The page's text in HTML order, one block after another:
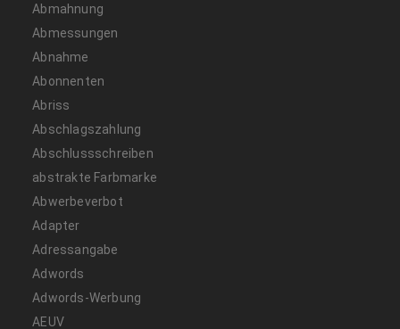
Abmahnung
Abmessungen
Abnahme
Abonnenten
Abriss
Abschlagszahlung
Abschlussschreiben
abstrakte Farbmarke
Abwerbeverbot
Adapter
Adressangabe
Adwords
Adwords-Werbung
AEUV